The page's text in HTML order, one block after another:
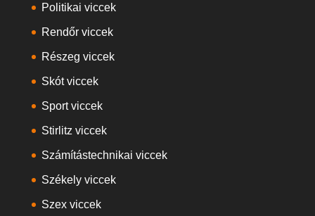
Politikai viccek
Rendőr viccek
Részeg viccek
Skót viccek
Sport viccek
Stirlitz viccek
Számítástechnikai viccek
Székely viccek
Szex viccek